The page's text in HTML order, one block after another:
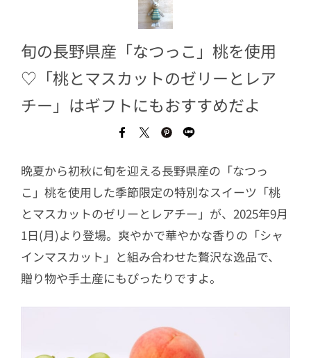
旬の長野県産「なつっこ」桃を使用
♡「桃とマスカットのゼリーとレア
チー」はギフトにもおすすめだよ
晩夏から初秋に旬を迎える長野県産の「なつっ
こ」桃を使用した季節限定の特別なスイーツ「桃
とマスカットのゼリーとレアチー」が、2025年9月
1日(月)より登場。爽やかで華やかな香りの「シャ
インマスカット」と組み合わせた贅沢な逸品で、
贈り物や手土産にもぴったりですよ。